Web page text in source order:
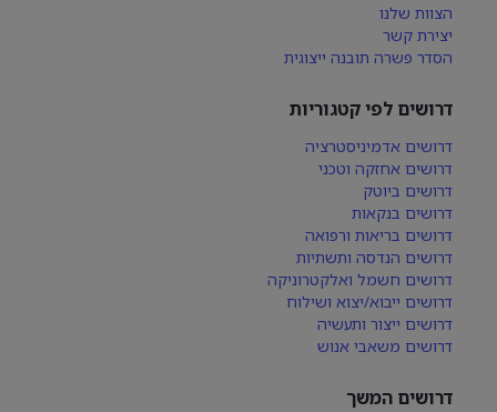
הצוות שלנו
יצירת קשר
הסדר פשרה תובנה ייצוגית
דרושים לפי קטגוריות
דרושים אדמיניסטרציה
דרושים אחזקה וטכני
דרושים ביוטק
דרושים בנקאות
דרושים בריאות ורפואה
דרושים הנדסה ותשתיות
דרושים חשמל ואלקטרוניקה
דרושים ייבוא/יצוא ושילוח
דרושים ייצור ותעשיה
דרושים משאבי אנוש
דרושים המשך